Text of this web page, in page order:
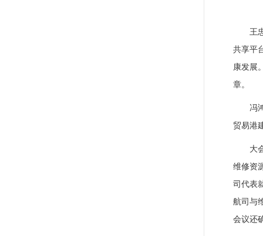
王
共享平
康发展
章。
冯
贸易港
大
维修资
司代表
航司与
会议还